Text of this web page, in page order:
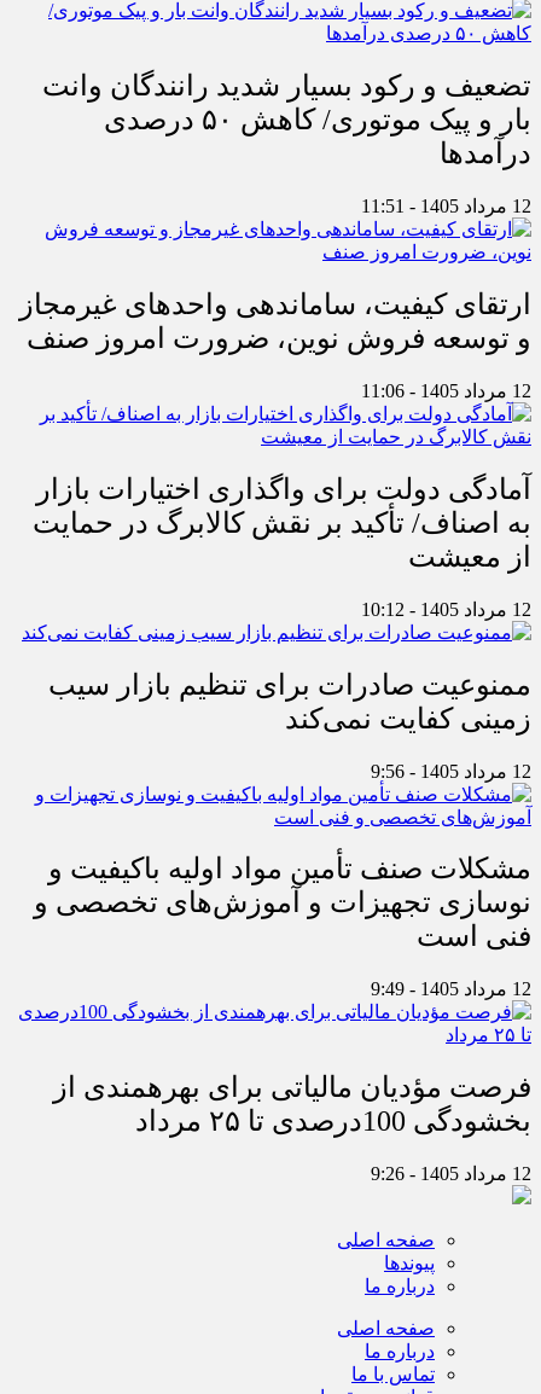
تضعیف و رکود بسیار شدید رانندگان وانت
بار و پیک موتوری/ کاهش ۵۰ درصدی
درآمدها
12 مرداد 1405 - 11:51
ارتقای کیفیت، ساماندهی واحدهای غیرمجاز
و توسعه فروش نوین، ضرورت امروز صنف
12 مرداد 1405 - 11:06
آمادگی دولت برای واگذاری اختیارات بازار
به اصناف/ تأکید بر نقش کالابرگ در حمایت
از معیشت
12 مرداد 1405 - 10:12
ممنوعیت صادرات برای تنظیم بازار سیب
زمینی کفایت نمی‌کند
12 مرداد 1405 - 9:56
مشکلات صنف تأمین مواد اولیه باکیفیت و
نوسازی تجهیزات و آموزش‌های تخصصی و
فنی است
12 مرداد 1405 - 9:49
فرصت مؤدیان مالیاتی برای بهره‎مندی از
بخشودگی 100درصدی تا ۲۵ مرداد
12 مرداد 1405 - 9:26
صفحه اصلی
پیوندها
درباره ما
صفحه اصلی
درباره ما
تماس با ما